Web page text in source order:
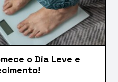
o Dia Leve e